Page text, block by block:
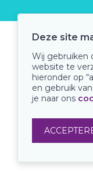
Onze
Deze site
Wij gebruiken
website te
hieronder op
en gebruik
je naar ons